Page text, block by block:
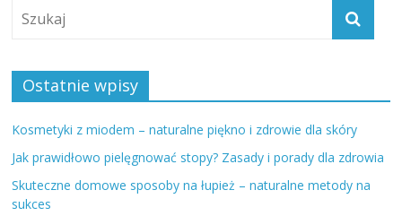
Ostatnie wpisy
Kosmetyki z miodem – naturalne piękno i zdrowie dla skóry
Jak prawidłowo pielęgnować stopy? Zasady i porady dla zdrowia
Skuteczne domowe sposoby na łupież – naturalne metody na
sukces